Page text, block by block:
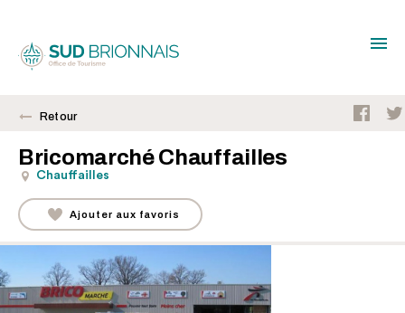
Retour
Bricomarché Chauffailles
Chauffailles
Ajouter aux favoris